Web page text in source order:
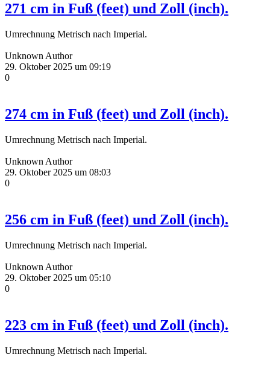
271 cm in Fuß (feet) und Zoll (inch).
Umrechnung Metrisch nach Imperial.
Unknown Author
29. Oktober 2025 um 09:19
0
274 cm in Fuß (feet) und Zoll (inch).
Umrechnung Metrisch nach Imperial.
Unknown Author
29. Oktober 2025 um 08:03
0
256 cm in Fuß (feet) und Zoll (inch).
Umrechnung Metrisch nach Imperial.
Unknown Author
29. Oktober 2025 um 05:10
0
223 cm in Fuß (feet) und Zoll (inch).
Umrechnung Metrisch nach Imperial.